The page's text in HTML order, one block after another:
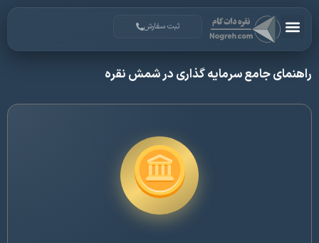
ثبت سفارش
جامع سرمایه گذاری در شمش نقره